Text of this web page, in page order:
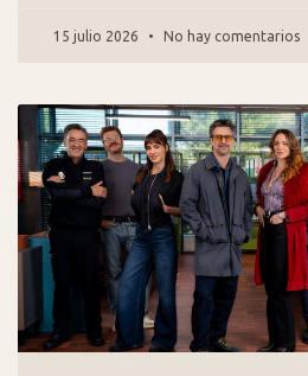
15 julio 2026 No hay comentarios